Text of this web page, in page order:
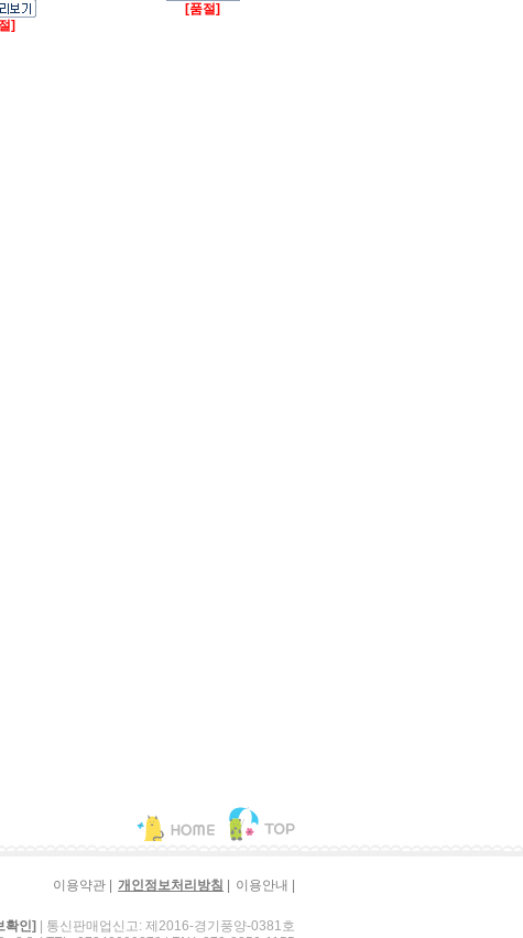
]
[품절]
이용약관 개인정보처리방침 이용안내
확인] | 통신판매업신고: 제2016-경기풍양-0381호